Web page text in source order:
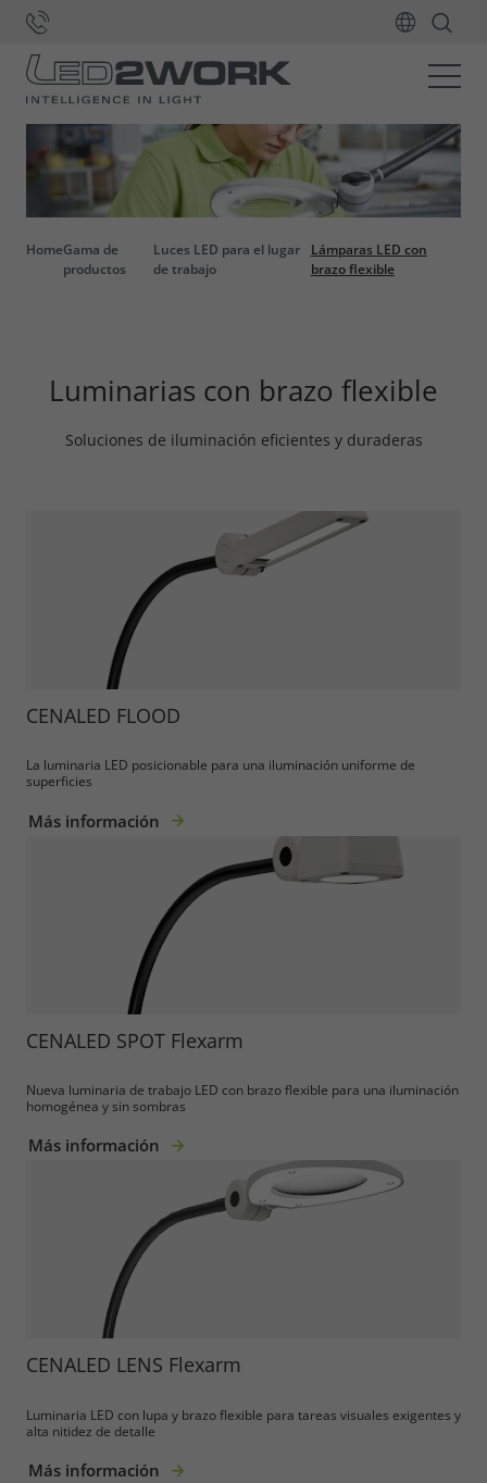
HomeGama de
productos
Luces LED para el lugar
de trabajo
Lámparas LED con
brazo flexible
Luminarias con brazo flexible
Soluciones de iluminación eficientes y duraderas
CENALED FLOOD
La luminaria LED posicionable para una iluminación uniforme de
superficies
Más información
CENALED SPOT Flexarm
Nueva luminaria de trabajo LED con brazo flexible para una iluminación
homogénea y sin sombras
Más información
CENALED LENS Flexarm
Luminaria LED con lupa y brazo flexible para tareas visuales exigentes y
alta nitidez de detalle
Más información
Consent Information